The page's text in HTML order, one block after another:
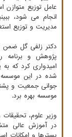
عامل توزیع متوازن
انجام می شود،
مدیریت و توزیع
دکتر زلفی گل ضمن
پژوهش و برنامه
امیدواری کرد که
شده در این موسسه
جوانی جمعیت و
موسسه بهره برد.
وزیر علوم،
در آموزش عالی